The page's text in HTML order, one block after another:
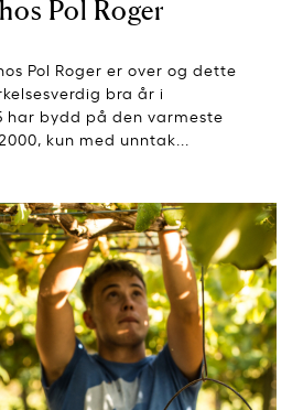
Pol Roger
Pol Roger er over og dette
bra år i
har bydd på den varmeste
kun med unntak...